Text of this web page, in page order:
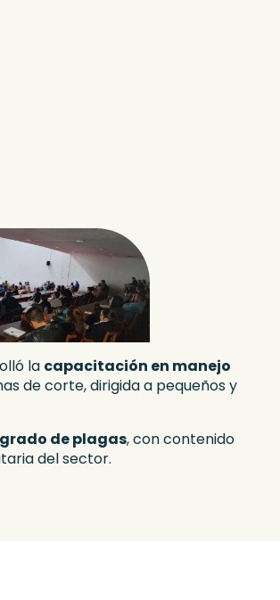
la capacitación en manejo
de corte, dirigida a pequeños y
de plagas, con contenido
del sector.